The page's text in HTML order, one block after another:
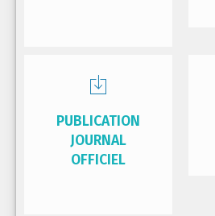
PUBLICATION
JOURNAL
OFFICIEL